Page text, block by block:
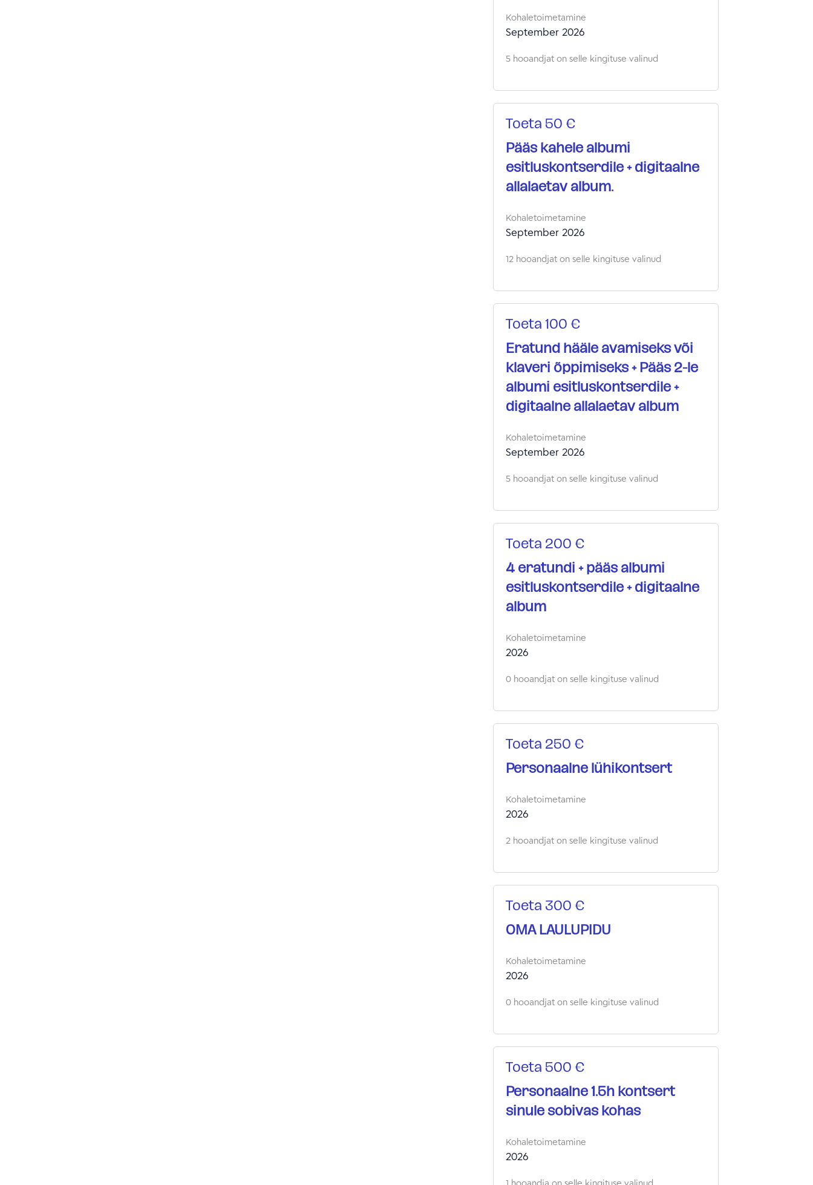
Kohaletoimetamine
September 2026
5 hooandjat on selle kingituse valinud
Toeta 50 €
Pääs kahele albumi
esitluskontserdile + digitaalne
allalaetav album.
Kohaletoimetamine
September 2026
12 hooandjat on selle kingituse valinud
Toeta 100 €
Eratund hääle avamiseks või
klaveri õppimiseks + Pääs 2-le
albumi esitluskontserdile +
digitaalne allalaetav album
Kohaletoimetamine
September 2026
5 hooandjat on selle kingituse valinud
Toeta 200 €
4 eratundi + pääs albumi
esitluskontserdile + digitaalne
album
Kohaletoimetamine
2026
0 hooandjat on selle kingituse valinud
Toeta 250 €
Personaalne lühikontsert
Kohaletoimetamine
2026
2 hooandjat on selle kingituse valinud
Toeta 300 €
OMA LAULUPIDU
Kohaletoimetamine
2026
0 hooandjat on selle kingituse valinud
Toeta 500 €
Personaalne 1.5h kontsert
sinule sobivas kohas
Kohaletoimetamine
2026